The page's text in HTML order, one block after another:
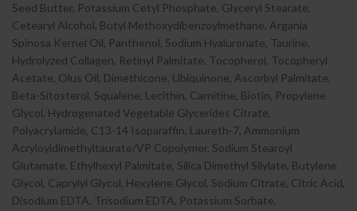
Seed Butter, Potassium Cetyl Phosphate, Glyceryl Stearate,
Cetearyl Alcohol, Butyl Methoxydibenzoylmethane, Argania
Spinosa Kernel Oil, Panthenol, Sodium Hyaluronate, Taurine,
Hydrolyzed Collagen, Retinyl Palmitate, Tocopherol, Tocopheryl
Acetate, Olus Oil, Dimethicone, Ubiquinone, Ascorbyl Palmitate,
Beta-Sitosterol, Squalene, Lecithin, Carnitine, Biotin, Propylene
Glycol, Hydrogenated Vegetable Glycerides Citrate,
Polyacrylamide, C13-14 Isoparaffin, Laureth-7, Ammonium
Acryloyldimethyltaurate/VP Copolymer, Sodium Stearoyl
Glutamate, Ethylhexyl Palmitate, Silica Dimethyl Silylate, Butylene
Glycol, Caprylyl Glycol, Hexylene Glycol, Sodium Citrate, Citric Acid,
Disodium EDTA, Trisodium EDTA, Potassium Sorbate,